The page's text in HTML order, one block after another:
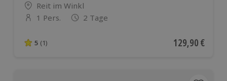
Standort
Reit im Winkl
Anzahl der Teilnehmer
1 Pers. 2 Tage
5 von 5 Sternen basierend auf 1 Bewertungen
5 (1) Aktueller Preis
129,90 €